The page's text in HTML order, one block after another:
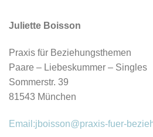
Juliette Boisson
Praxis für Beziehungsthemen
Paare – Liebeskummer – Singles
Sommerstr. 39
81543 München
Email:jboisson@praxis-fuer-